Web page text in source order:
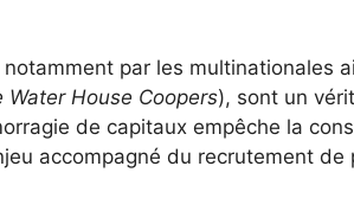
par les multinationales
Water House Coopers), sont un
de capitaux empêche la
accompagné du recrutement